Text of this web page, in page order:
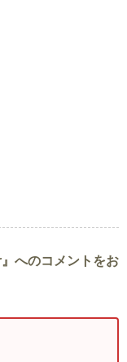
へのコメントをお